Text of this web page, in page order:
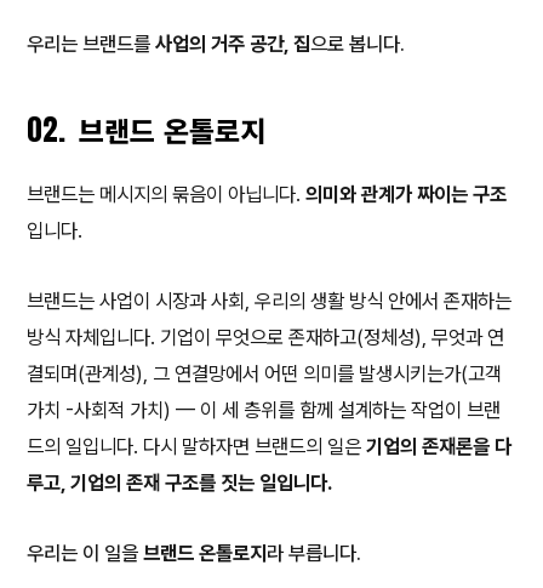
우리는 브랜드를 사업의 거주 공간, 집으로 봅니다.
02. 브랜드 온톨로지
브랜드는 메시지의 묶음이 아닙니다. 의미와 관계가 짜이는 구조
입니다.
브랜드는 사업이 시장과 사회, 우리의 생활 방식 안에서 존재하는
방식 자체입니다. 기업이 무엇으로 존재하고(정체성), 무엇과 연
결되며(관계성), 그 연결망에서 어떤 의미를 발생시키는가(고객
가치 -사회적 가치) — 이 세 층위를 함께 설계하는 작업이 브랜
드의 일입니다. 다시 말하자면 브랜드의 일은 기업의 존재론을 다
루고, 기업의 존재 구조를 짓는 일입니다.
우리는 이 일을 브랜드 온톨로지라 부릅니다.